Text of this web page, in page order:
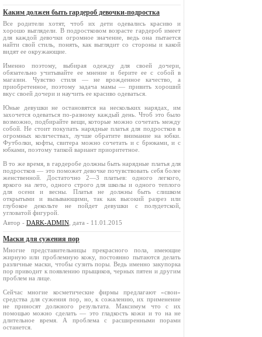
Каким должен быть гардероб девочки-подростка
Все родители хотят, чтоб их дети одевались красиво и
хорошо выглядели. В подростковом возрасте гардероб имеет
для каждой девочки огромное значение, ведь она пытается
найти свой стиль, понять, как выглядит со стороны и какой
видят ее окружающие.
Именно поэтому, выбирая одежду для своей дочери,
обязательно учитывайте ее мнение и берите ее с собой в
магазин. Чувство стиля — не врожденное качество, а
приобретенное, поэтому задача мамы — привить хороший
вкус своей дочери и научить ее красиво одеваться.
Юные девушки не остановятся на нескольких нарядах, им
захочется одеваться по-разному каждый день. Чтоб это было
возможно, подбирайте вещи, которые можно сочетать между
собой. Не стоит покупать нарядные платья для подростков в
огромных количествах, лучше обратите внимание на юбки.
Футболки, кофты, свитера можно сочетать и с брюками, и с
юбками, поэтому тапкой вариант приоритетное.
В то же время, в гардеробе должны быть нарядные платья для
подростков — это поможет девочке почувствовать себя более
женственной. Достаточно 2—3 платьев: одного легкого,
яркого на лето, одного строго для школы и одного теплого
для осени и весны. Платья не должны быть слишком
открытыми и вызывающими, так как высокий разрез или
глубокое декольте не пойдет девушки с полудетской,
угловатой фигурой.
Автор - DARK-ADMIN , дата - 11.01.2015
Маски для сужения пор
Многие представительницы прекрасного пола, имеющие
жирную или проблемную кожу, постоянно пытаются делать
различные маски, чтобы сузить поры. Ведь именно закупорка
пор приводит к появлению прыщиков, черных пятен и другим
проблем на лице.
Сейчас многие косметические фирмы предлагают «свои»
средства для сужения пор, но, к сожалению, их применение
не приносят должного результата. Максимум что с их
помощью можно сделать — это гладкость кожи и то на не
длительное время. А проблема с расширенными порами
останется.